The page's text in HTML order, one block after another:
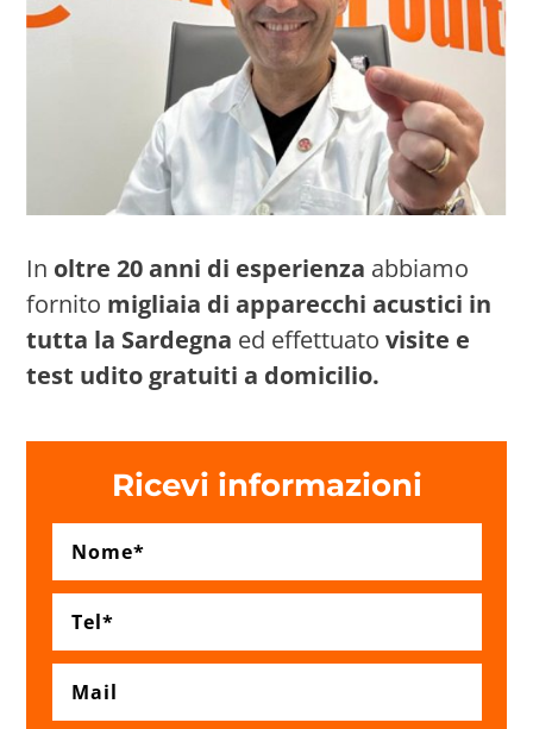
In oltre 20 anni di esperienza abbiamo
fornito migliaia di apparecchi acustici in
tutta la Sardegna ed effettuato visite e
test udito gratuiti a domicilio.
Ricevi informazioni